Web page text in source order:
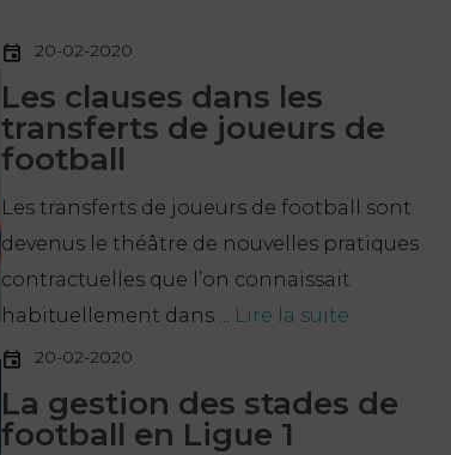
20-02-2020
Les clauses dans les
transferts de joueurs de
football
Les transferts de joueurs de football sont
devenus le théâtre de nouvelles pratiques
contractuelles que l’on connaissait
habituellement dans ... Lire la suite
20-02-2020
La gestion des stades de
football en Ligue 1